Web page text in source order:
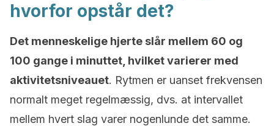
hvorfor opstår det?
Det menneskelige hjerte slår mellem 60 og
100 gange i minuttet, hvilket varierer med
aktivitetsniveauet. Rytmen er uanset frekvensen
normalt meget regelmæssig, dvs. at intervallet
mellem hvert slag varer nogenlunde det samme.